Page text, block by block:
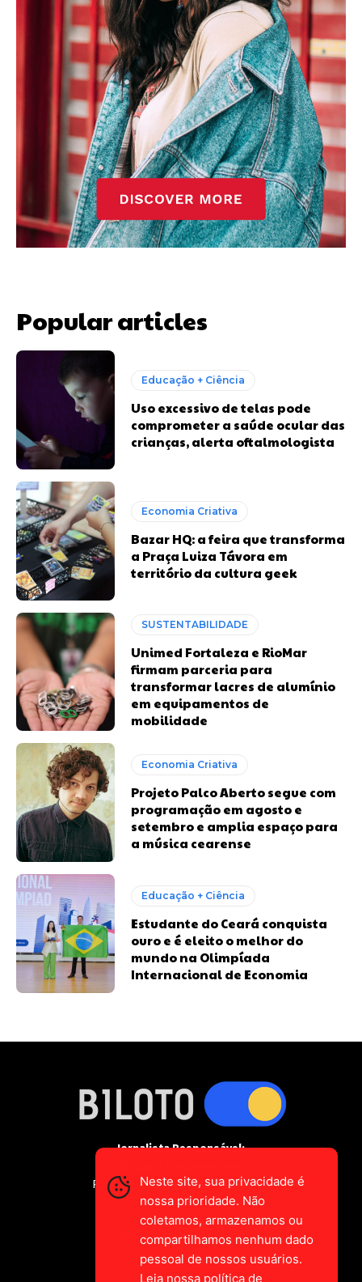
Popular articles
Educação + Ciência
Uso excessivo de telas pode
comprometer a saúde ocular das
crianças, alerta oftalmologista
Economia Criativa
Bazar HQ: a feira que transforma
a Praça Luiza Távora em
território da cultura geek
SUSTENTABILIDADE
Unimed Fortaleza e RioMar
firmam parceria para
transformar lacres de alumínio
em equipamentos de
mobilidade
Economia Criativa
Projeto Palco Aberto segue com
programação em agosto e
setembro e amplia espaço para
a música cearense
Educação + Ciência
Estudante do Ceará conquista
ouro e é eleito o melhor do
mundo na Olimpíada
Internacional de Economia
Jornalista Responsável:
Registro Profissional MTE 2589/CE
falecom@biloto.com.br
Neste site, sua privacidade é
nossa prioridade. Não
coletamos, armazenamos ou
compartilhamos nenhum dado
pessoal de nossos usuários.
Leia nossa política de